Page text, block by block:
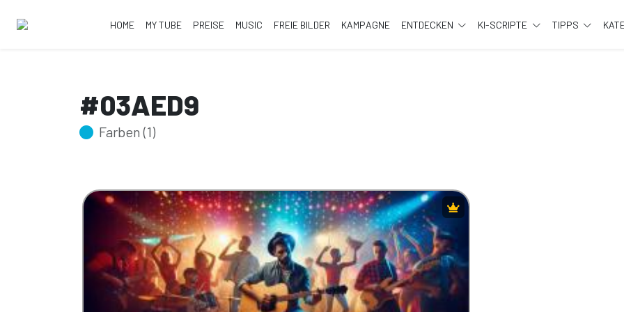
HOME MY TUBE PREISE MUSIC FREIE BILDER KAMPAGNE ENTDECKEN KI-SCRIPTE TIPPS
#03AED9
Farben (1)